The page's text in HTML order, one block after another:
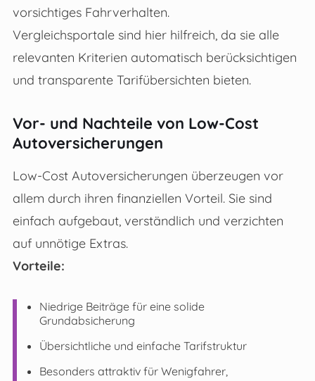
vorsichtiges Fahrverhalten.
Vergleichsportale sind hier hilfreich, da sie alle
relevanten Kriterien automatisch berücksichtigen
und transparente Tarifübersichten bieten.
Vor- und Nachteile von Low-Cost
Autoversicherungen
Low-Cost Autoversicherungen überzeugen vor
allem durch ihren finanziellen Vorteil. Sie sind
einfach aufgebaut, verständlich und verzichten
auf unnötige Extras.
Vorteile:
Niedrige Beiträge für eine solide
Grundabsicherung
Übersichtliche und einfache Tarifstruktur
Besonders attraktiv für Wenigfahrer,